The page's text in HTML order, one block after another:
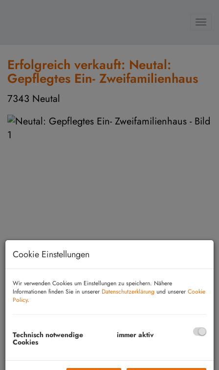
Erfolgreich verkauft: Neutal:
Gepflegtes Ein- Zweifamilienhaus
7343 Neutal
Beschreibung
Cookie Einstellungen
Wir verwenden Cookies um Einstellungen zu speichern. Nähere
Informationen finden Sie in unserer Datenschutzerklärung und unserer Cookie
Policy.
Technisch notwendige
Cookies
immer aktiv